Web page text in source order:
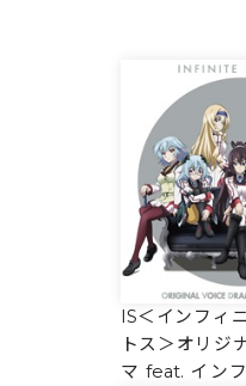
IS＜インフィ
トス＞オリジ
マ feat. イン